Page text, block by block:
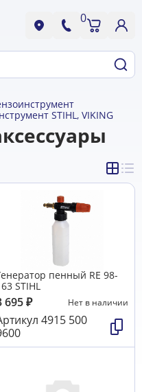
0
STIHL, VIKING
пенный RE 98-
STIHL
695₽ Нет в наличии
4915 500